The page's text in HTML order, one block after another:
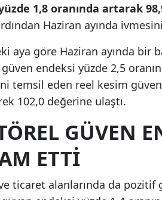
1,8 oranında artarak
Haziran ayında
aya göre Haziran ayında bir
endeksi yüzde 2,5
temsil eden reel kesim
102,0 değerine ulaştı.
GÜVEN
ETTI
ticaret alanlarında da